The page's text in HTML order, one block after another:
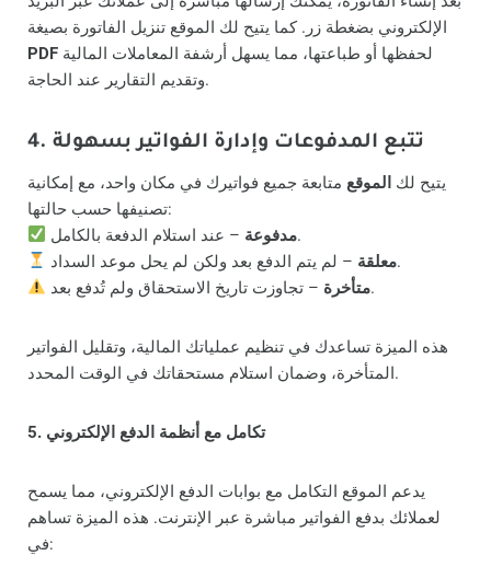
الإلكتروني بضغطة زر. كما يتيح لك الموقع تنزيل الفاتورة بصيغة
PDF
وتقديم التقارير عند الحاجة.
4. تتبع المدفوعات وإدارة الفواتير بسهولة
يتيح لك الموقع متابعة جميع فواتيرك في مكان واحد، مع إمكانية
تصنيفها حسب حالتها:
مدفوعة– عند استلام الدفعة بالكامل.
معلقة– لم يتم الدفع بعد ولكن لم يحل موعد السداد.
متأخرة– تجاوزت تاريخ الاستحقاق ولم تُدفع بعد.
هذه الميزة تساعدك في تنظيم عملياتك المالية، وتقليل الفواتير
المتأخرة، وضمان استلام مستحقاتك في الوقت المحدد.
5. تكامل مع أنظمة الدفع الإلكتروني
يدعم الموقع التكامل مع بوابات الدفع الإلكتروني، مما يسمح
لعملائك بدفع الفواتير مباشرة عبر الإنترنت. هذه الميزة تساهم
في: